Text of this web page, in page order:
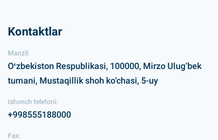
Kontaktlar
Manzil:
Oʻzbekiston Respublikasi, 100000, Mirzo Ulug‘bek
tumani, Mustaqillik shoh ko‘chasi, 5-uy
Ishonch telefoni:
+998555188000
Fax: